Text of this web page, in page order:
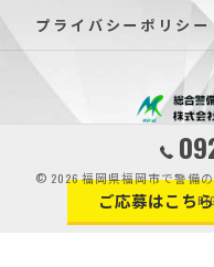
ご応募はこちら
プライバシーポリシー
© 2026 福岡県福岡市で警備